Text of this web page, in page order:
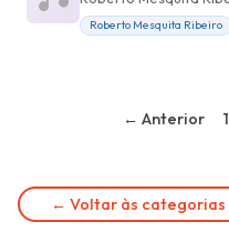
Roberto Mesquita Ribeiro
← Anterior 1
← Voltar às categorias